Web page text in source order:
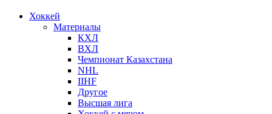
Хоккей
Материалы
КХЛ
ВХЛ
Чемпионат Казахстана
NHL
IIHF
Другое
Высшая лига